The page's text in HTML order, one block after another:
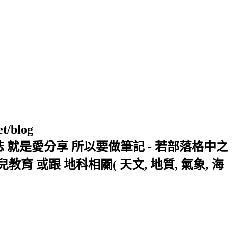
blog
是愛分享 所以要做筆記 - 若部落格中之
育 或跟 地科相關( 天文, 地質, 氣象, 海